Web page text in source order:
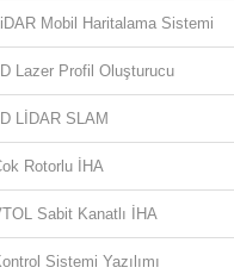
Mobil Haritalama Sistemi
Lazer Profil Oluşturucu
LİDAR SLAM
Rotorlu İHA
Sabit Kanatlı İHA
Sistemi Yazılımı